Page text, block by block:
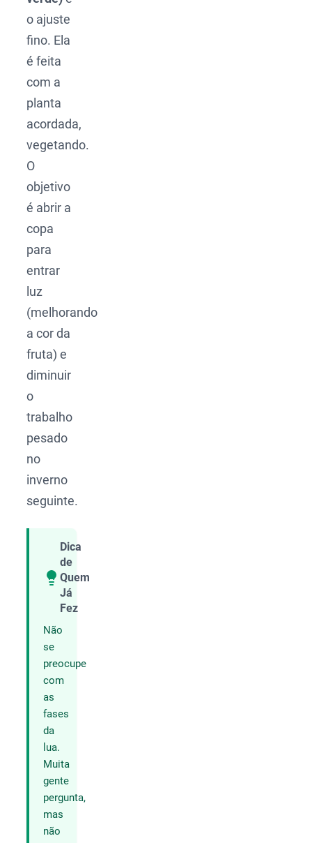
o ajuste
fino. Ela
é feita
com a
planta
acordada,
vegetando.
O
objetivo
é abrir a
copa
para
entrar
luz
(melhorando
a cor da
fruta) e
diminuir
o
trabalho
pesado
no
inverno
seguinte.
Dica
de
Quem
Já
Fez
Não
se
preocupe
com
as
fases
da
lua.
Muita
gente
pergunta,
mas
não